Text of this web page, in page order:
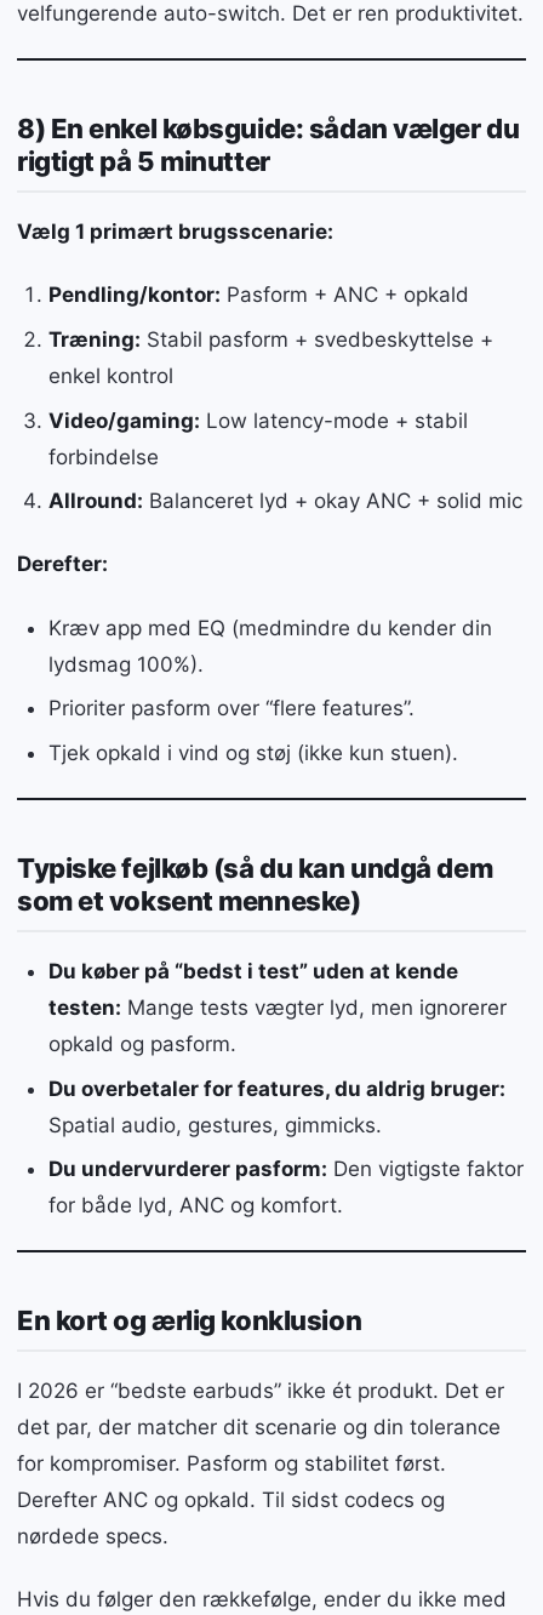
velfungerende auto-switch. Det er ren produktivitet.
8) En enkel købsguide: sådan vælger du
rigtigt på 5 minutter
Vælg 1 primært brugsscenarie:
Pendling/kontor: Pasform + ANC + opkald
Træning: Stabil pasform + svedbeskyttelse +
enkel kontrol
Video/gaming: Low latency-mode + stabil
forbindelse
Allround: Balanceret lyd + okay ANC + solid mic
Derefter:
Kræv app med EQ (medmindre du kender din
lydsmag 100%).
Prioriter pasform over “flere features”.
Tjek opkald i vind og støj (ikke kun stuen).
Typiske fejlkøb (så du kan undgå dem
som et voksent menneske)
Du køber på “bedst i test” uden at kende
testen: Mange tests vægter lyd, men ignorerer
opkald og pasform.
Du overbetaler for features, du aldrig bruger:
Spatial audio, gestures, gimmicks.
Du undervurderer pasform: Den vigtigste faktor
for både lyd, ANC og komfort.
En kort og ærlig konklusion
I 2026 er “bedste earbuds” ikke ét produkt. Det er
det par, der matcher dit scenarie og din tolerance
for kompromiser. Pasform og stabilitet først.
Derefter ANC og opkald. Til sidst codecs og
nørdede specs.
Hvis du følger den rækkefølge, ender du ikke med